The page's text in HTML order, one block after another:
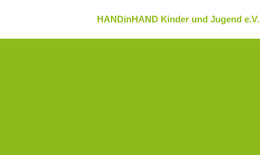
HANDinHAND Kinder und Jugend e.V.